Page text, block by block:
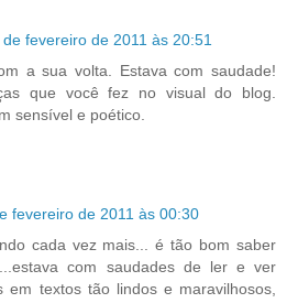
de fevereiro de 2011 às 20:51
a sua volta. Estava com saudade!
que você fez no visual do blog.
sensível e poético.
fevereiro de 2011 às 00:30
cada vez mais... é tão bom saber
com saudades de ler e ver
em textos tão lindos e maravilhosos,